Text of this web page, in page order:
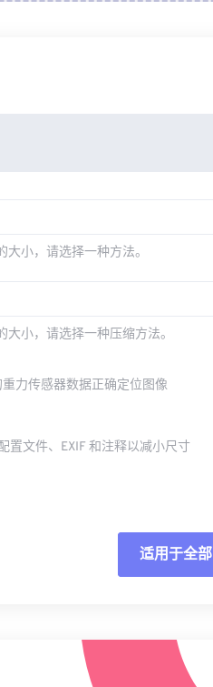
小，请选择一种方法。
小，请选择一种压缩方法。
重力传感器数据正确定位图像
置文件、EXIF 和注释以减小尺寸
适用于全部
从预设应用